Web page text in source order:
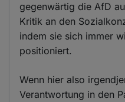
gegenwärtig die AfD
Kritik an den
indem sie sich immer
positioniert.
Wenn hier also
Verantwortung in den